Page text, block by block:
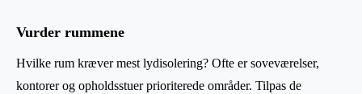
Vurder rummene
Hvilke rum kræver mest lydisolering? Ofte er soveværelser,
kontorer og opholdsstuer prioriterede områder. Tilpas de